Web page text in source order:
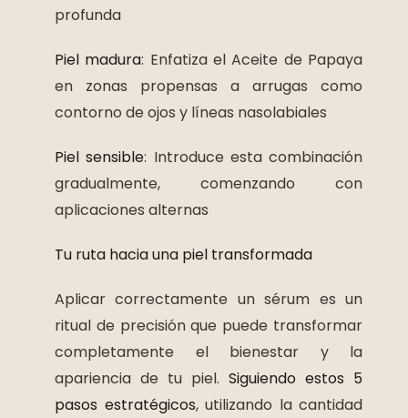
profunda
Piel madura: Enfatiza el Aceite de Papaya
en zonas propensas a arrugas como
contorno de ojos y líneas nasolabiales
Piel sensible: Introduce esta combinación
gradualmente, comenzando con
aplicaciones alternas
Tu ruta hacia una piel transformada
Aplicar correctamente un sérum es un
ritual de precisión que puede transformar
completamente el bienestar y la
apariencia de tu piel. Siguiendo estos 5
pasos estratégicos, utilizando la cantidad